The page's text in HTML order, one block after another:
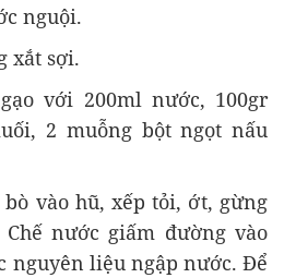
nguội.
xắt sợi.
với 200ml nước, 100gr
2 muỗng bột ngọt nấu
vào hũ, xếp tỏi, ớt, gừng
nước giấm đường vào
nguyên liệu ngập nước. Để